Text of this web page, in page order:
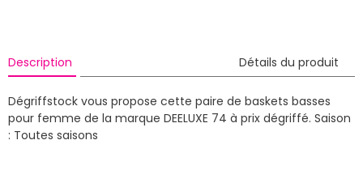
Description Détails du produit
Dégriffstock vous propose cette paire de baskets basses
pour femme de la marque DEELUXE 74 à prix dégriffé. Saison
: Toutes saisons